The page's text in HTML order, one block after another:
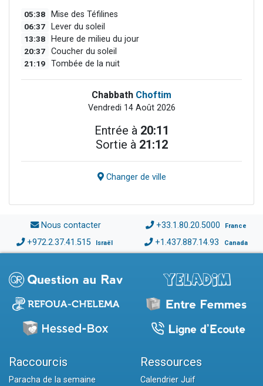
05:38 Mise des Téfilines
06:37 Lever du soleil
13:38 Heure de milieu du jour
20:37 Coucher du soleil
21:19 Tombée de la nuit
Chabbath Choftim
Vendredi 14 Août 2026
Entrée à 20:11
Sortie à 21:12
Changer de ville
Nous contacter +33.1.80.20.5000 France
+972.2.37.41.515 Israël +1.437.887.14.93 Canada
Raccourcis
Paracha de la semaine
Ressources
Calendrier Juif